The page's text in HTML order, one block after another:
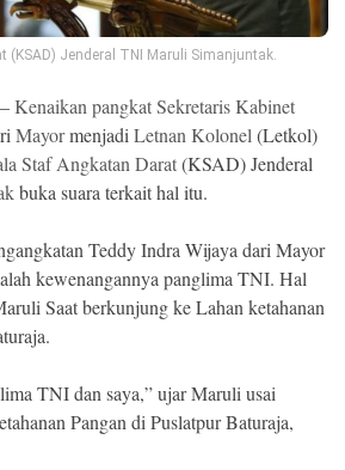
(KSAD) Jenderal TNI Maruli Simanjuntak.
–Kenaikan pangkat Sekretaris Kabinet
MayormenjadiLetnan Kolonel(Letkol)
Staf Angkatan Darat(KSAD) Jenderal
buka suara terkait hal itu.
Teddy Indra Wijaya dari Mayor
kewenangannya panglima TNI. Hal
Saat berkunjung ke Lahan ketahanan
TNI dan saya,” ujar Maruli usai
Pangan di Puslatpur Baturaja,